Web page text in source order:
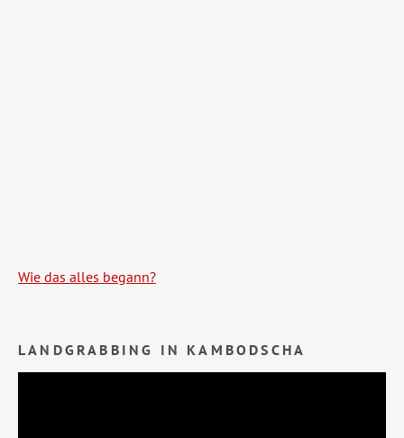
Wie das alles begann?
LANDGRABBING IN KAMBODSCHA